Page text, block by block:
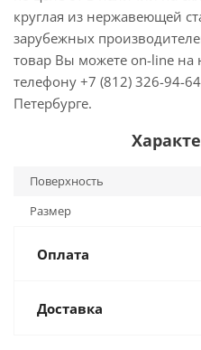
круглая из нержавеющей
зарубежных
товар Вы можете on-line на
телефону +7 (812) 326-94-
Петербурге.
Поверхность
Размер
Оплата
Доставка